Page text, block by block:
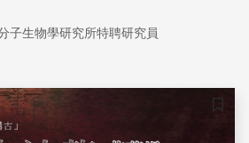
子生物學研究所特聘研究員
儲存